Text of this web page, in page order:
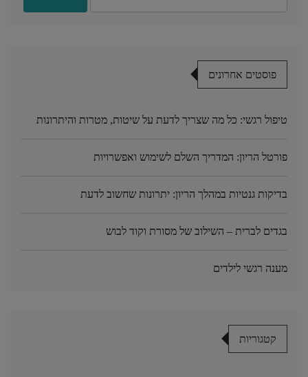
פוסטים אחרונים
טיפול רגשי: כל מה שצריך לדעת על שיטות, מטרות והיתרונות
פורטל הריון: המדריך השלם לשימוש ואפשרויות
בדיקות גנטיות במהלך הריון: יתרונות שחשוב לדעת
בגדים לברית – השילוב של מסורת וקוד לבוש
מענה רגשי לילדים
קטגוריות